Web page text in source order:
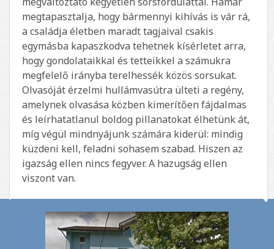
megtapasztalja, hogy bármennyi kihívás is vár rá,
a családja életben maradt tagjaival csakis
egymásba kapaszkodva tehetnek kísérletet arra,
hogy gondolataikkal és tetteikkel a számukra
megfelelő irányba terelhessék közös sorsukat.
Olvasóját érzelmi hullámvasútra ülteti a regény,
amelynek olvasása közben kimerítően fájdalmas
és leírhatatlanul boldog pillanatokat élhetünk át,
míg végül mindnyájunk számára kiderül: mindig
küzdeni kell, feladni sohasem szabad. Hiszen az
igazság ellen nincs fegyver. A hazugság ellen
viszont van.